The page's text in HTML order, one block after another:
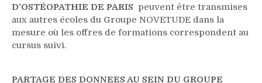
D’OSTÉOPATHIE DE PARIS peuvent être transmises
aux autres écoles du Groupe NOVETUDE dans la
mesure où les offres de formations correspondent au
cursus suivi.
PARTAGE DES DONNEES AU SEIN DU GROUPE